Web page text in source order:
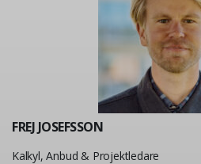
FREJ JOSEFSSON
Kalkyl, Anbud & Projektledare